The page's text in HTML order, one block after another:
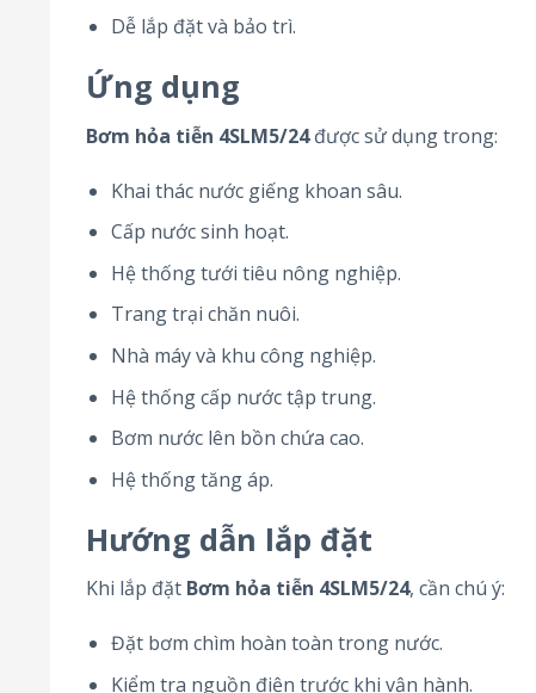
Dễ lắp đặt và bảo trì.
Ứng dụng
Bơm hỏa tiễn 4SLM5/24được sử dụng trong:
Khai thác nước giếng khoan sâu.
Cấp nước sinh hoạt.
Hệ thống tưới tiêu nông nghiệp.
Trang trại chăn nuôi.
Nhà máy và khu công nghiệp.
Hệ thống cấp nước tập trung.
Bơm nước lên bồn chứa cao.
Hệ thống tăng áp.
Hướng dẫn lắp đặt
Khi lắp đặt Bơm hỏa tiễn 4SLM5/24, cần chú ý:
Đặt bơm chìm hoàn toàn trong nước.
Kiểm tra nguồn điện trước khi vận hành.